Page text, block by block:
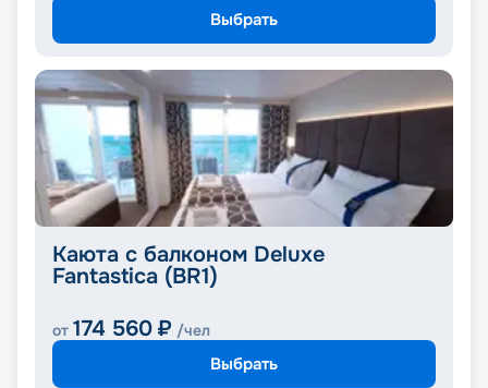
Выбрать
Каюта с балконом Deluxe
Fantastica (BR1)
от 174 560 ₽ /чел
Выбрать